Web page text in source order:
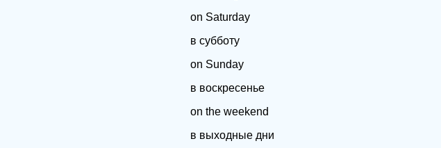
on Saturday
в субботу
on Sunday
в воскресенье
on the weekend
в выходные дни